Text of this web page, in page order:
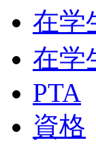
在学
在学
PTA
資格